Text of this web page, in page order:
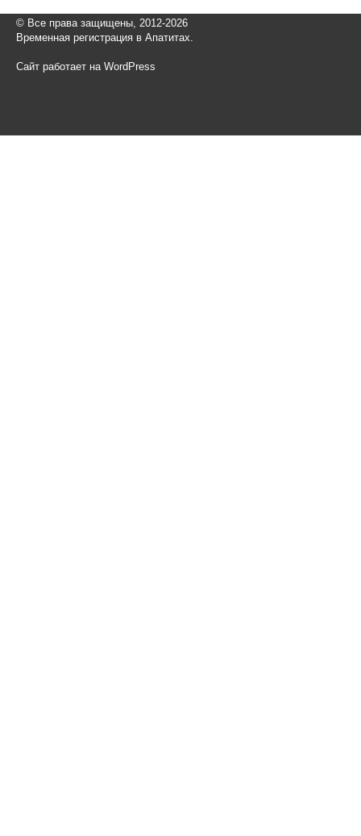
© Все права защищены, 2012-2026
Временная регистрация в Апатитах.
Сайт работает на WordPress